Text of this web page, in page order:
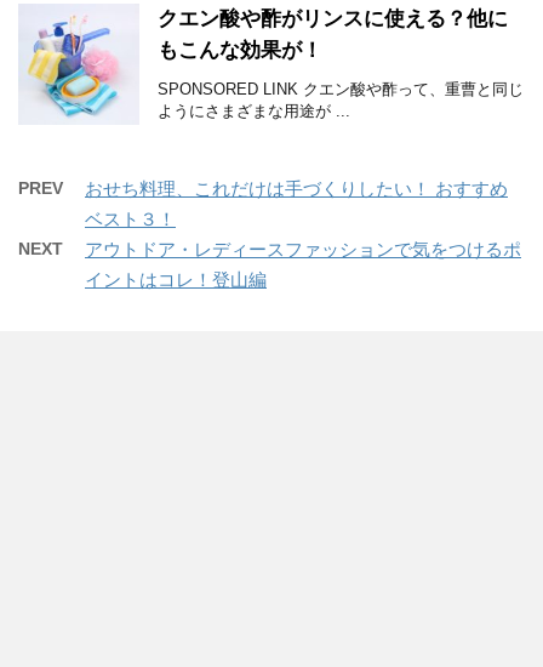
クエン酸や酢がリンスに使える？他に
もこんな効果が！
SPONSORED LINK クエン酸や酢って、重曹と同じ
ようにさまざまな用途が ...
PREV
おせち料理、これだけは手づくりしたい！ おすすめ
ベスト３！
NEXT
アウトドア・レディースファッションで気をつけるポ
イントはコレ！登山編